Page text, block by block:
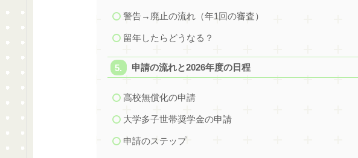
警告→廃止の流れ（年1回の審査）
留年したらどうなる？
申請の流れと2026年度の日程
高校無償化の申請
大学多子世帯奨学金の申請
申請のステップ